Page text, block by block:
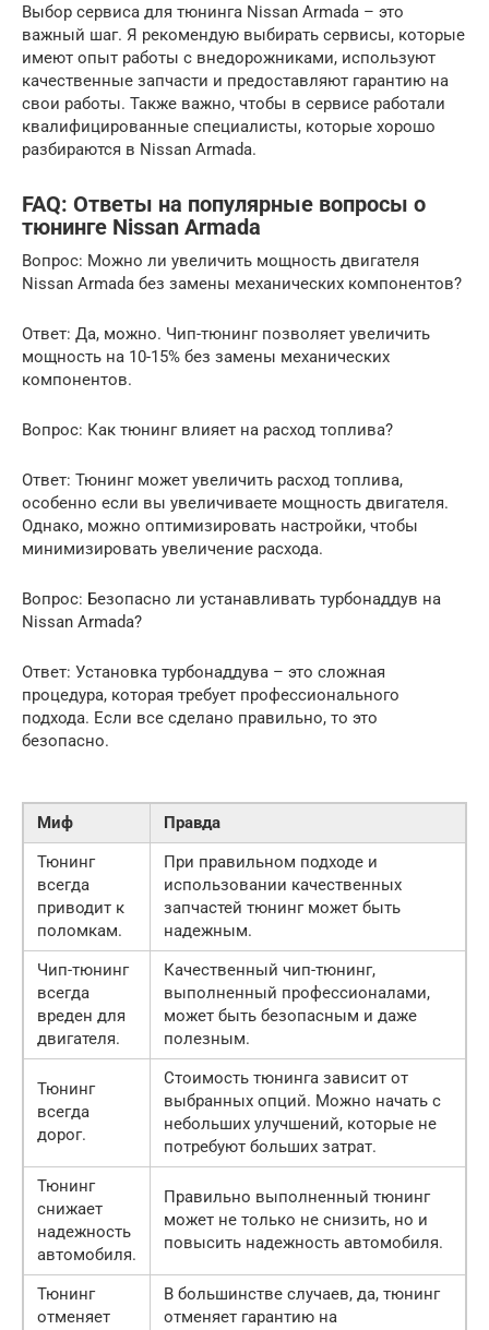
Выбор сервиса для тюнинга Nissan Armada – это
важный шаг. Я рекомендую выбирать сервисы, которые
имеют опыт работы с внедорожниками, используют
качественные запчасти и предоставляют гарантию на
свои работы. Также важно, чтобы в сервисе работали
квалифицированные специалисты, которые хорошо
разбираются в Nissan Armada.
FAQ: Ответы на популярные вопросы о
тюнинге Nissan Armada
Вопрос: Можно ли увеличить мощность двигателя
Nissan Armada без замены механических компонентов?
Ответ: Да, можно. Чип-тюнинг позволяет увеличить
мощность на 10-15% без замены механических
компонентов.
Вопрос: Как тюнинг влияет на расход топлива?
Ответ: Тюнинг может увеличить расход топлива,
особенно если вы увеличиваете мощность двигателя.
Однако, можно оптимизировать настройки, чтобы
минимизировать увеличение расхода.
Вопрос: Безопасно ли устанавливать турбонаддув на
Nissan Armada?
Ответ: Установка турбонаддува – это сложная
процедура, которая требует профессионального
подхода. Если все сделано правильно, то это
безопасно.
Миф
Правда
Тюнинг
всегда
приводит к
поломкам.
При правильном подходе и
использовании качественных
запчастей тюнинг может быть
надежным.
Чип-тюнинг
всегда
вреден для
двигателя.
Качественный чип-тюнинг,
выполненный профессионалами,
может быть безопасным и даже
полезным.
Тюнинг
всегда
дорог.
Стоимость тюнинга зависит от
выбранных опций. Можно начать с
небольших улучшений, которые не
потребуют больших затрат.
Тюнинг
снижает
надежность
автомобиля.
Правильно выполненный тюнинг
может не только не снизить, но и
повысить надежность автомобиля.
Тюнинг
отменяет
В большинстве случаев, да, тюнинг
отменяет гарантию на